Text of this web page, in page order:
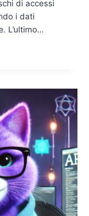
di accessi
i dati
L’ultimo…